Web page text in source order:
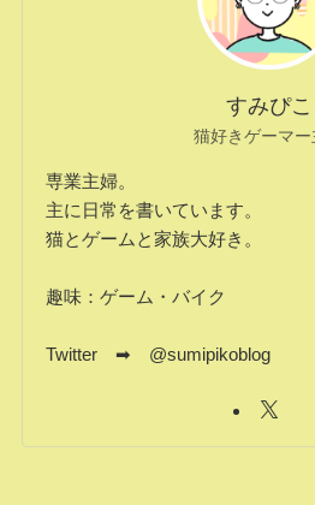
すみぴこ
猫好きゲーマー
専業主婦。
主に日常を書いています。
猫とゲームと家族大好き。
趣味：ゲーム・バイク
Twitter ➡ @sumipikoblog